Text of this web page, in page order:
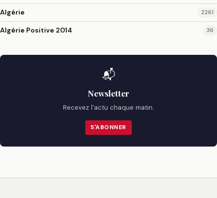
Algérie 2261
Algérie Positive 2014 36
📬
Newsletter
Recevez l'actu chaque matin.
S'ABONNER